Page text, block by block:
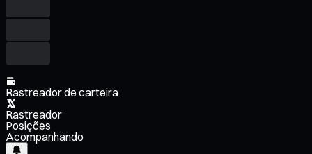
Rastreador de carteira
Rastreador
Posições
Acompanhando